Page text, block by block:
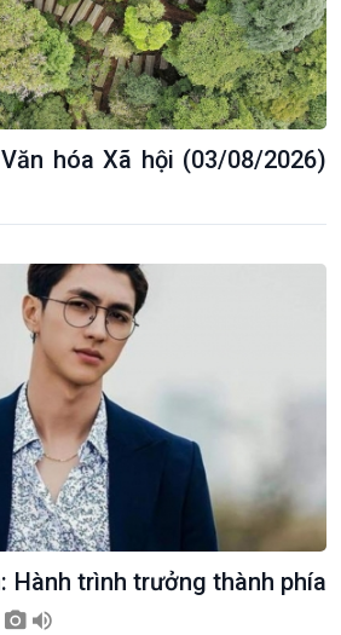
hóa Xã hội (03/08/2026)
Hành trình trưởng thành phía